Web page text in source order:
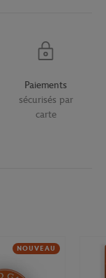
Paiements
sécurisés par
carte
NOUVEAU